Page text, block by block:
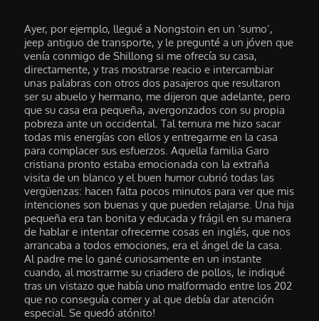
Ayer, por ejemplo, llegué a Nongstoin en un ‘sumo’,
jeep antiguo de transporte, y le pregunté a un jóven que
venía conmigo de Shillong si me ofrecía su casa,
directamente, y tras mostrarse reacio e intercambiar
unas palabras con otros dos pasajeros que resultaron
ser su abuelo y hermano, me dijeron que adelante, pero
que su casa era pequeña, avergonzados con su propia
pobreza ante un occidental. Tal ternura me hizo sacar
todas mis energías con ellos y entregarme en la casa
para complacer sus esfuerzos. Aquella familia Garo
cristiana pronto estaba emocionada con la extraña
visita de un blanco y el buen humor cubrió todas las
vergüenzas: hacen falta pocos minutos para ver que mis
intenciones son buenas y que pueden relajarse. Una hija
pequeña era tan bonita y educada y frágil en su manera
de hablar e intentar ofrecerme cosas en inglés, que nos
arrancaba a todos emociones, era el ángel de la casa.
Al padre me lo gané curiosamente en un instante
cuando, al mostrarme su criadero de pollos, le indiqué
tras un vistazo que había uno malformado entre los 202
que no conseguía comer y al que debía dar atención
especial. Se quedó atónito!